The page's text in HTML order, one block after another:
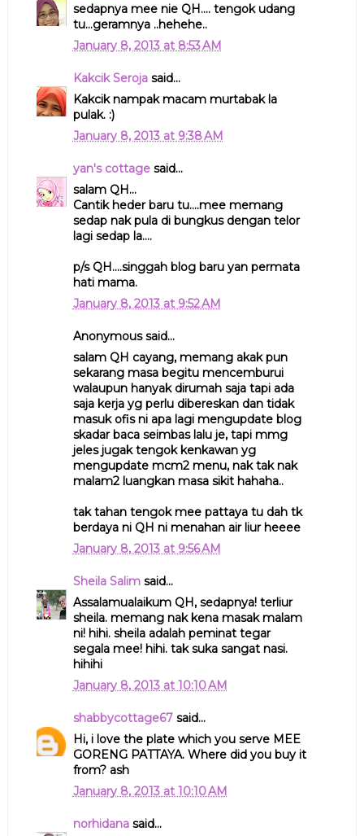
sedapnya mee nie QH.... tengok udang
tu...geramnya ..hehehe..
January 8, 2013 at 8:53 AM
Kakcik Serojasaid...
Kakcik nampak macam murtabak la
pulak. :)
January 8, 2013 at 9:38 AM
yan's cottagesaid...
salam QH...
Cantik heder baru tu....mee memang
sedap nak pula di bungkus dengan telor
lagi sedap la....
p/s QH....singgah blog baru yan permata
hati mama.
January 8, 2013 at 9:52 AM
Anonymous said...
salam QH cayang, memang akak pun
sekarang masa begitu mencemburui
walaupun hanyak dirumah saja tapi ada
saja kerja yg perlu dibereskan dan tidak
masuk ofis ni apa lagi mengupdate blog
skadar baca seimbas lalu je, tapi mmg
jeles jugak tengok kenkawan yg
mengupdate mcm2 menu, nak tak nak
malam2 luangkan masa sikit hahaha..
tak tahan tengok mee pattaya tu dah tk
berdaya ni QH ni menahan air liur heeee
January 8, 2013 at 9:56 AM
Sheila Salimsaid...
Assalamualaikum QH, sedapnya! terliur
sheila. memang nak kena masak malam
ni! hihi. sheila adalah peminat tegar
segala mee! hihi. tak suka sangat nasi.
hihihi
January 8, 2013 at 10:10 AM
shabbycottage67said...
Hi, i love the plate which you serve MEE
GORENG PATTAYA. Where did you buy it
from? ash
January 8, 2013 at 10:10 AM
norhidanasaid...